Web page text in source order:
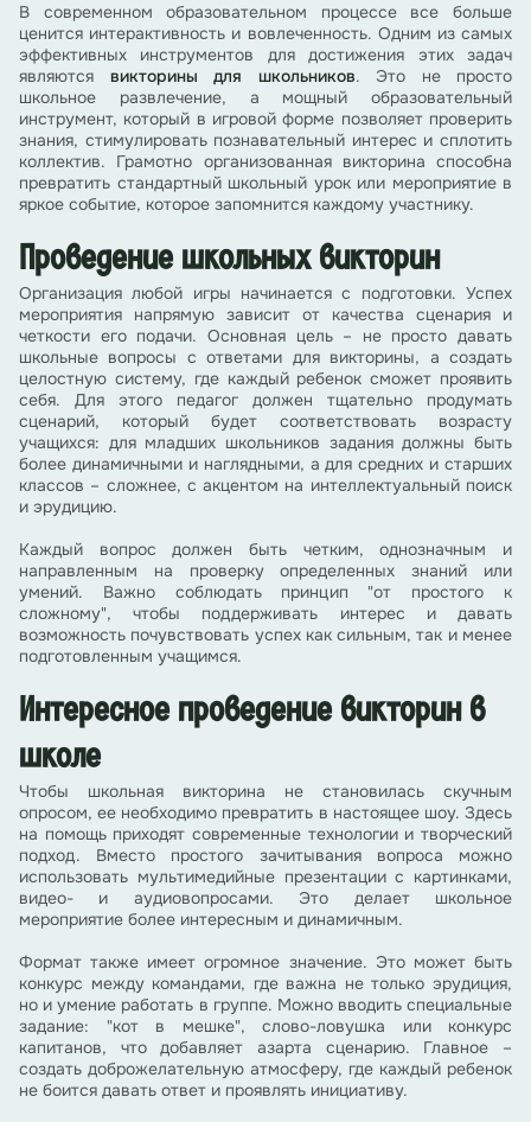
В современном образовательном процессе все больше
ценится интерактивность и вовлеченность. Одним из самых
эффективных инструментов для достижения этих задач
являются викторины для школьников. Это не просто
школьное развлечение, а мощный образовательный
инструмент, который в игровой форме позволяет проверить
знания, стимулировать познавательный интерес и сплотить
коллектив. Грамотно организованная викторина способна
превратить стандартный школьный урок или мероприятие в
яркое событие, которое запомнится каждому участнику.
Проведение школьных викторин
Организация любой игры начинается с подготовки. Успех
мероприятия напрямую зависит от качества сценария и
четкости его подачи. Основная цель – не просто давать
школьные вопросы с ответами для викторины, а создать
целостную систему, где каждый ребенок сможет проявить
себя. Для этого педагог должен тщательно продумать
сценарий, который будет соответствовать возрасту
учащихся: для младших школьников задания должны быть
более динамичными и наглядными, а для средних и старших
классов – сложнее, с акцентом на интеллектуальный поиск
и эрудицию.
Каждый вопрос должен быть четким, однозначным и
направленным на проверку определенных знаний или
умений. Важно соблюдать принцип "от простого к
сложному", чтобы поддерживать интерес и давать
возможность почувствовать успех как сильным, так и менее
подготовленным учащимся.
Интересное проведение викторин в
школе
Чтобы школьная викторина не становилась скучным
опросом, ее необходимо превратить в настоящее шоу. Здесь
на помощь приходят современные технологии и творческий
подход. Вместо простого зачитывания вопроса можно
использовать мультимедийные презентации с картинками,
видео- и аудиовопросами. Это делает школьное
мероприятие более интересным и динамичным.
Формат также имеет огромное значение. Это может быть
конкурс между командами, где важна не только эрудиция,
но и умение работать в группе. Можно вводить специальные
задание: "кот в мешке", слово-ловушка или конкурс
капитанов, что добавляет азарта сценарию. Главное –
создать доброжелательную атмосферу, где каждый ребенок
не боится давать ответ и проявлять инициативу.